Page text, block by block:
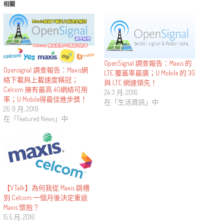
相關
Opensignal 調查報告：Maxis網
絡下載與上載速度稱冠；
Celcom 擁有最高 4G網絡可用
率；U Mobile得最佳進步獎！
26 9 月, 2019
在「Featured News」中
OpenSignal 調查報告：Maxis 的
LTE 覆蓋率最廣；U Mobile 的 3G
與 LTE 網速領先！
24 3 月, 2016
在「生活資訊」中
【VTalk】為何我從 Maxis 跳槽
到 Celcom 一個月後決定重返
Maxis 懷抱？
15 5 月, 2016